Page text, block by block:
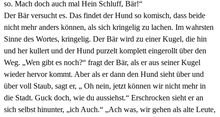
so. Mach doch auch mal Hein Schluff, Bär!“
Der Bär versucht es. Das findet der Hund so komisch, dass beide
nicht mehr anders können, als sich kringelig zu lachen. Im wahrsten
Sinne des Wortes, kringelig. Der Bär wird zu einer Kugel, die hin
und her kullert und der Hund purzelt komplett eingerollt über den
Weg. „Wen gibt es noch?“ fragt der Bär, als er aus seiner Kugel
wieder hervor kommt. Aber als er dann den Hund sieht über und
über voll Staub, sagt er, „ Oh nein, jetzt können wir nicht mehr in
die Stadt. Guck doch, wie du aussiehst.“ Erschrocken sieht er an
sich selbst hinunter, „ich Auch.“ „Ach was, wir gehen als alte Leute,